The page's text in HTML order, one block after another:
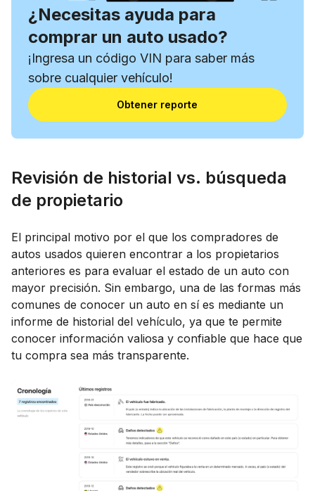
¿Necesitas ayuda para
comprar un auto usado?
¡Ingresa un código VIN para saber más
sobre cualquier vehículo!
Obtener reporte
Revisión de historial vs. búsqueda
de propietario
El principal motivo por el que los compradores de
autos usados quieren encontrar a los propietarios
anteriores es para evaluar el estado de un auto con
mayor precisión. Sin embargo, una de las formas más
comunes de conocer un auto en sí es mediante un
informe de historial del vehículo, ya que te permite
conocer información valiosa y confiable que hace que
tu compra sea más transparente.